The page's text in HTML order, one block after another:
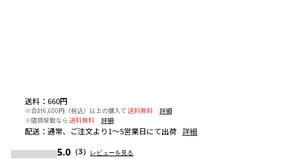
送料 ： 660円
※合計6,600円（税込）以上の購入で 送料無料
詳細
※店頭受取なら 送料無料 詳細
配送 ： 通常、ご注文より1～5営業日にて出荷 詳細
5.0 （3） レビューを見る